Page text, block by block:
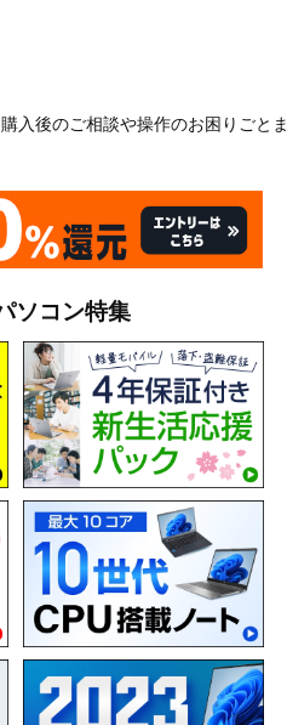
入後のご相談や操作のお困りごと
ソコン特集